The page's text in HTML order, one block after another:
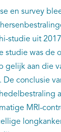
en survey
studie uit
studie was de
gelijk aan die
De conclusie
MRI-